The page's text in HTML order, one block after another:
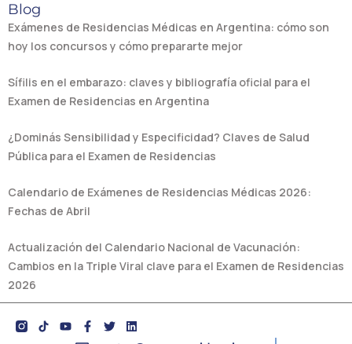
Blog
Exámenes de Residencias Médicas en Argentina: cómo son
hoy los concursos y cómo prepararte mejor
Sífilis en el embarazo: claves y bibliografía oficial para el
Examen de Residencias en Argentina
¿Dominás Sensibilidad y Especificidad? Claves de Salud
Pública para el Examen de Residencias
Calendario de Exámenes de Residencias Médicas 2026:
Fechas de Abril
Actualización del Calendario Nacional de Vacunación:
Cambios en la Triple Viral clave para el Examen de Residencias
2026
Y
o
F
a
T
w
L
i